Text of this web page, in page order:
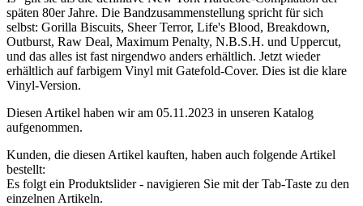
späten 80er Jahre. Die Bandzusammenstellung spricht für sich
selbst: Gorilla Biscuits, Sheer Terror, Life's Blood, Breakdown,
Outburst, Raw Deal, Maximum Penalty, N.B.S.H. und Uppercut,
und das alles ist fast nirgendwo anders erhältlich. Jetzt wieder
erhältlich auf farbigem Vinyl mit Gatefold-Cover. Dies ist die klare
Vinyl-Version.
Diesen Artikel haben wir am 05.11.2023 in unseren Katalog
aufgenommen.
Kunden, die diesen Artikel kauften, haben auch folgende Artikel
bestellt:
Es folgt ein Produktslider - navigieren Sie mit der Tab-Taste zu den
einzelnen Artikeln.